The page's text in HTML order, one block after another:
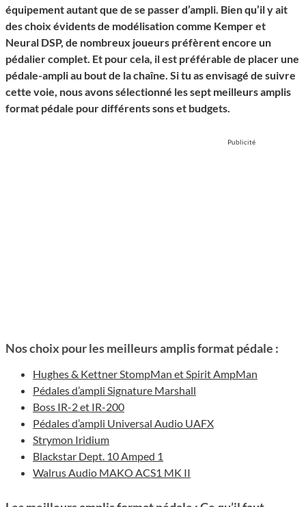
équipement autant que de se passer d’ampli. Bien qu’il y ait
des choix évidents de modélisation comme Kemper et
Neural DSP, de nombreux joueurs préfèrent encore un
pédalier complet. Et pour cela, il est préférable de placer une
pédale-ampli au bout de la chaîne. Si tu as envisagé de suivre
cette voie, nous avons sélectionné les sept meilleurs amplis
format pédale pour différents sons et budgets.
Publicité
Nos choix pour les meilleurs amplis format pédale :
Hughes & Kettner StompMan et Spirit AmpMan
Pédales d’ampli Signature Marshall
Boss IR-2 et IR-200
Pédales d’ampli Universal Audio UAFX
Strymon Iridium
Blackstar Dept. 10 Amped 1
Walrus Audio MAKO ACS1 MK II